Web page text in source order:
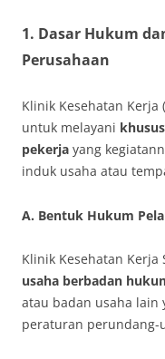
1. Dasar Hukum
Perusahaan
Klinik Kesehatan Kerja
untuk melayani
pekerja yang
induk usaha atau
A. Bentuk Hukum
Klinik Kesehatan
usaha berbadan
atau badan usaha lain
peraturan perundang-